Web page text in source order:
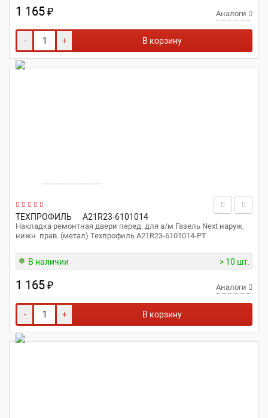
1 165₽ Аналоги
- + В корзину
ТЕХПРОФИЛЬ A21R23-6101014
Накладка ремонтная двери перед. для а/м Газель Next наруж.
нижн. прав. (метал) Техпрофиль A21R23-6101014-РТ
В наличии > 10 шт.
1 165₽ Аналоги
- + В корзину